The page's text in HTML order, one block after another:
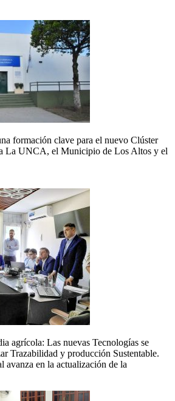
formación clave para el nuevo Clúster
La UNCA, el Municipio de Los Altos y el
agrícola: Las nuevas Tecnologías se
Trazabilidad y producción Sustentable.
avanza en la actualización de la